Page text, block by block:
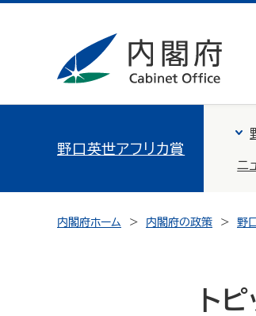
野口英世アフリカ賞
ニ
内閣府ホーム 内閣府の政策 野
ト